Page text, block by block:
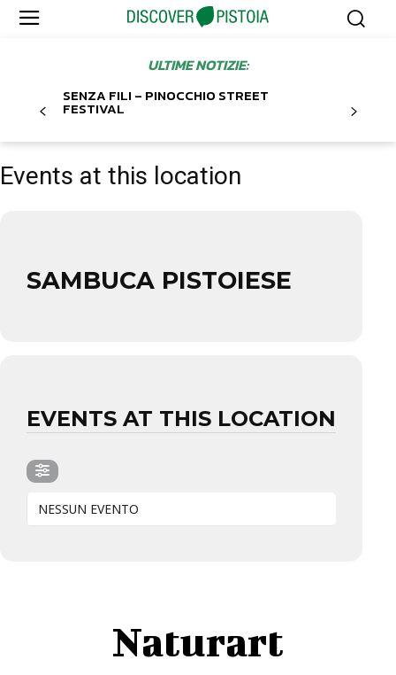
ULTIME NOTIZIE:
SENZA FILI – PINOCCHIO STREET
FESTIVAL
Events at this location
SAMBUCA PISTOIESE
EVENTS AT THIS LOCATION
NESSUN EVENTO
Naturart